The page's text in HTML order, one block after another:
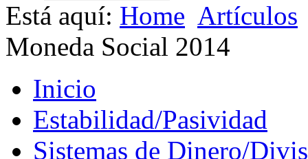
Está aquí: Home Artículos
Moneda Social 2014
Inicio
Estabilidad/Pasividad
Sistemas de Dinero/